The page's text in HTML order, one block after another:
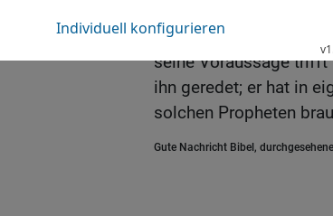
der HERR gesagt hat
22 Wenn ein Prophet
seine Voraussage trifft
ihn geredet; er hat in
solchen Propheten
Gute Nachricht Bibel,